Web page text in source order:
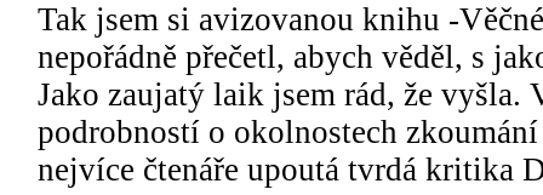
Tak jsem si avizovanou knihu -
nepořádně přečetl, abych věděl, s
Jako zaujatý laik jsem rád, že
podrobností o okolnostech
nejvíce čtenáře upoutá tvrdá kritika